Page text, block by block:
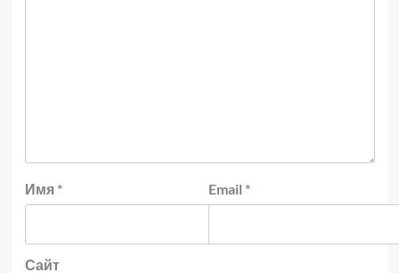
Имя * Email *
Сайт